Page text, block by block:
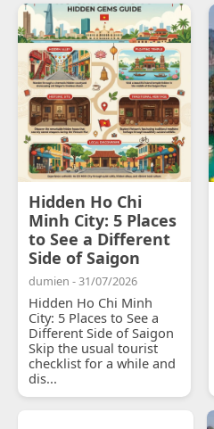
Hidden Ho Chi
Minh City: 5 Places
to See a Different
Side of Saigon
dumien - 31/07/2026
Hidden Ho Chi Minh
City: 5 Places to See a
Different Side of Saigon
Skip the usual tourist
checklist for a while and
dis...